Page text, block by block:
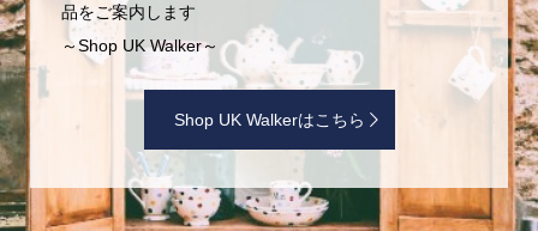
品をご案内します
～Shop UK Walker～
Shop UK Walkerはこちら